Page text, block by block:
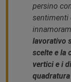
persino
sentimenti
lavorativo
scelte e la
vertici e i